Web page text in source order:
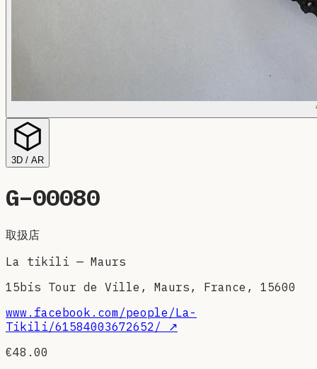
3D / AR
G–00080
取扱店
La tikili — Maurs
15bis Tour de Ville, Maurs, France, 15600
www.facebook.com/people/La-
Tikili/61584003672652/ ↗
€48.00